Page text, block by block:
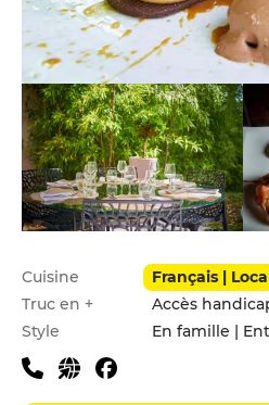
Infos
Cuisine
Français |
Truc en +
Style
En famille |